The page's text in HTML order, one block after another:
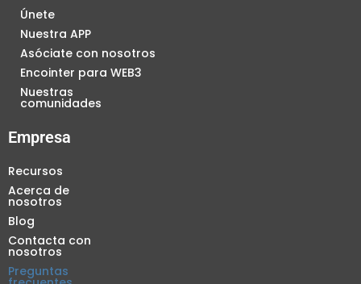
Únete
Nuestra APP
Asóciate con nosotros
Encointer para WEB3
Nuestras
comunidades
Empresa
Recursos
Acerca de
nosotros
Blog
Contacta con
nosotros
Preguntas